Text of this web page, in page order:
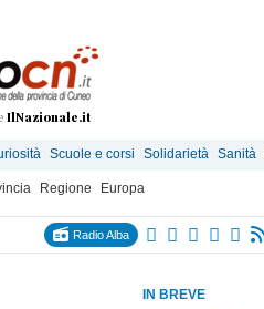
IlNazionale.it
Scuole e corsi Solidarietà Sanità
Regione Europa
Radio Alba
IN BREVE